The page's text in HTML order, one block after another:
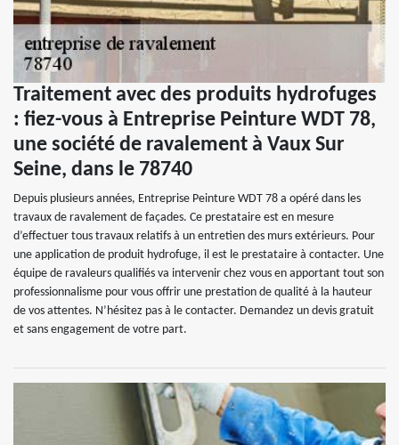
Traitement avec des produits hydrofuges
: fiez-vous à Entreprise Peinture WDT 78,
une société de ravalement à Vaux Sur
Seine, dans le 78740
Depuis plusieurs années, Entreprise Peinture WDT 78 a opéré dans les
travaux de ravalement de façades. Ce prestataire est en mesure
d’effectuer tous travaux relatifs à un entretien des murs extérieurs. Pour
une application de produit hydrofuge, il est le prestataire à contacter. Une
équipe de ravaleurs qualifiés va intervenir chez vous en apportant tout son
professionnalisme pour vous offrir une prestation de qualité à la hauteur
de vos attentes. N’hésitez pas à le contacter. Demandez un devis gratuit
et sans engagement de votre part.